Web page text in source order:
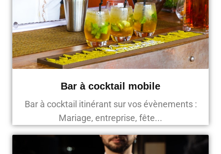
Bar à cocktail mobile
Bar à cocktail itinérant sur vos évènements :
Mariage, entreprise, fête...